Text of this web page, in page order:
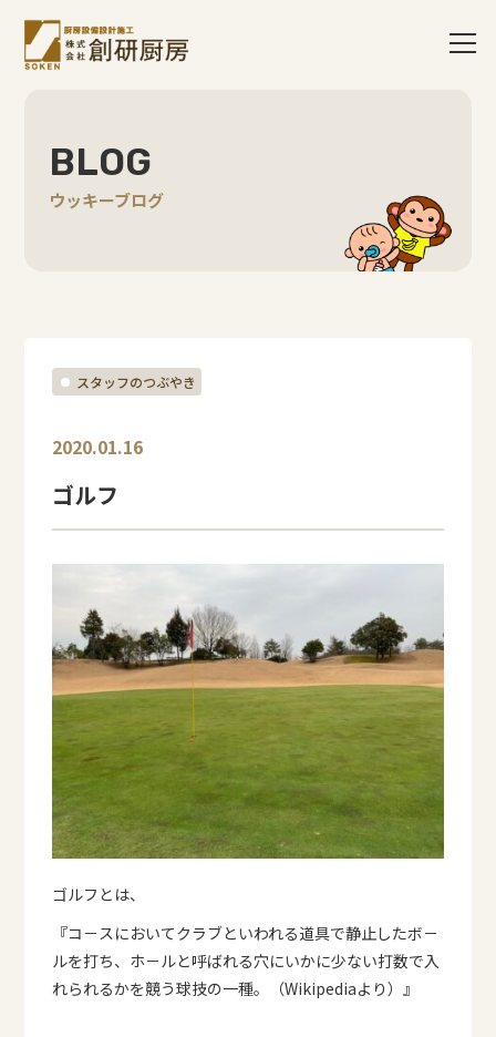
BLOG
ウッキーブログ
スタッフのつぶやき
2020.01.16
ゴルフ
ゴルフとは、
『コ－スにおいてクラブといわれる道具で静止したボ－
ルを打ち、ホ－ルと呼ばれる穴にいかに少ない打数で入
れられるかを競う球技の一種。（Wikipediaより）』